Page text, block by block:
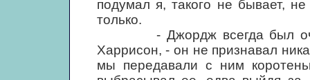
подумал я, такого не бывает,
только.
- Джордж всегда был очень
Харрисон, - он не признавал
мы передавали с ним